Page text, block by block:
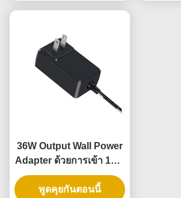
36W Output Wall Power
Adapter ด้วยการเข้า 100-
240Vac และการรับประกัน
3 ปีสําหรับการจําหน่าย
พูดคุยกันตอนนี้